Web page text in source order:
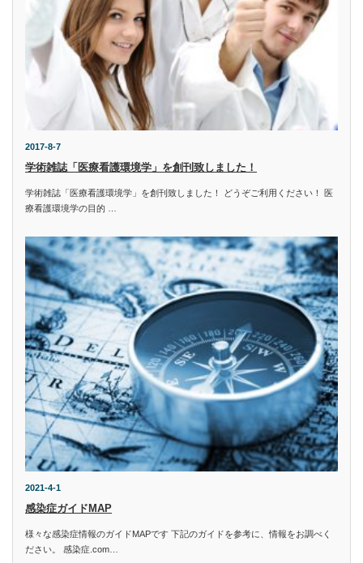
2017-8-7
学術雑誌「医療看護環境学」を創刊致しました！
学術雑誌「医療看護環境学」を創刊致しました！ どうぞご利用ください！ 医
療看護環境学の目的 …
2021-4-1
感染症ガイドMAP
様々な感染症情報のガイドMAPです 下記のガイドを参考に、情報をお調べく
ださい。 感染症.com…